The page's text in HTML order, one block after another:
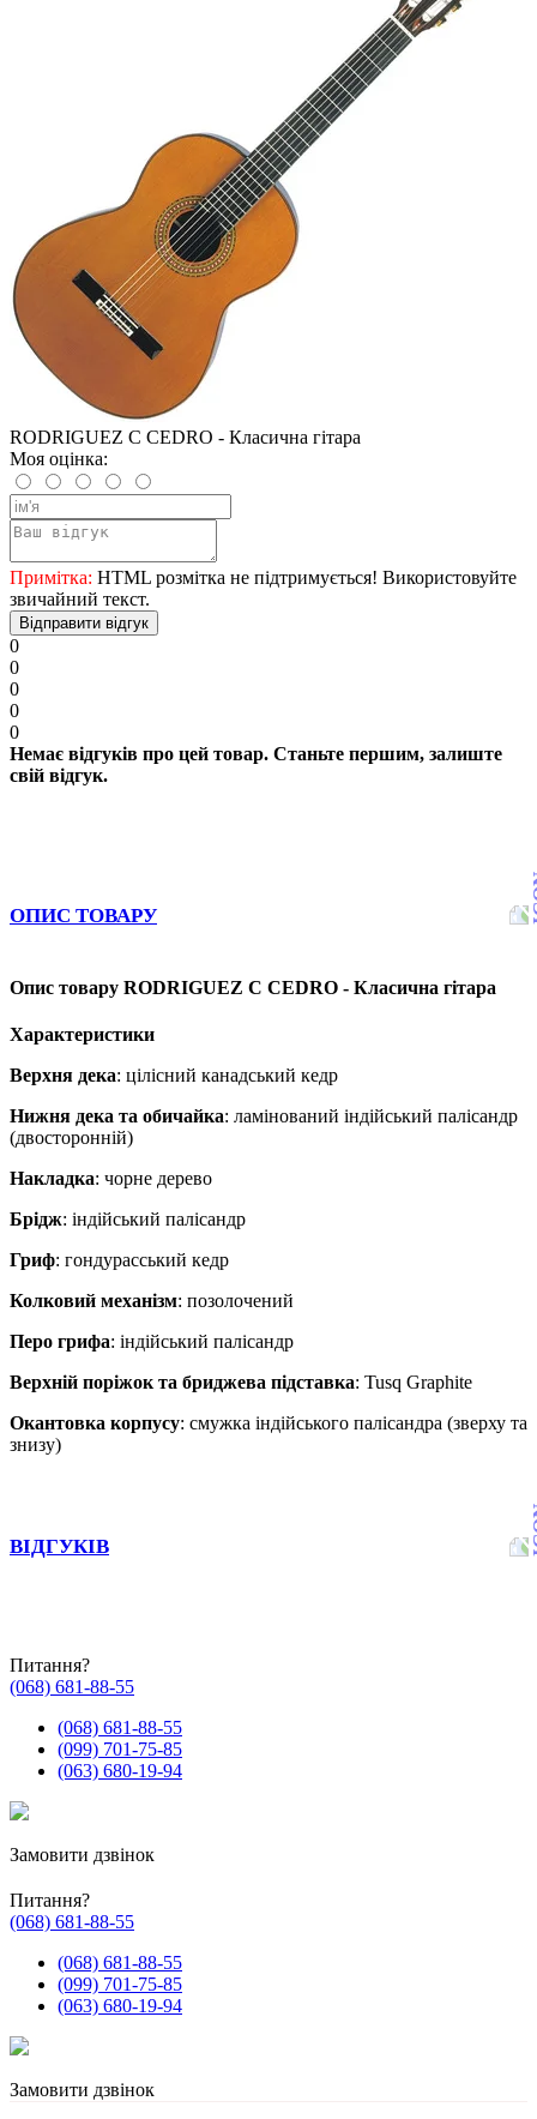
RODRIGUEZ C CEDRO - Класична гітара
Моя оцінка:
Примітка: HTML розмітка не підтримується! Використовуйте
звичайний текст.
Відправити відгук
0
0
0
0
0
Немає відгуків про цей товар. Станьте першим, залиште
свій відгук.
ОПИС ТОВАРУ
Опис товару RODRIGUEZ C CEDRO - Класична гітара
Характеристики
Верхня дека: цілісний канадський кедр
Нижня дека та обичайка: ламінований індійський палісандр
(двосторонній)
Накладка: чорне дерево
Брідж: індійський палісандр
Гриф: гондурасський кедр
Колковий механізм: позолочений
Перо грифа: індійський палісандр
Верхній поріжок та бриджева підставка: Tusq Graphite
Окантовка корпусу: смужка індійського палісандра (зверху та
знизу)
ВІДГУКІВ
Питання?
(068) 681-88-55
(068) 681-88-55
(099) 701-75-85
(063) 680-19-94
Замовити дзвінок
Питання?
(068) 681-88-55
(068) 681-88-55
(099) 701-75-85
(063) 680-19-94
Замовити дзвінок